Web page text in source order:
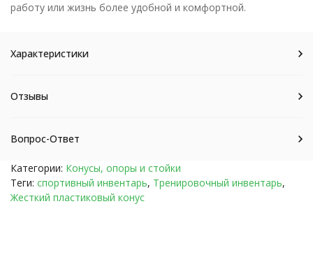
работу или жизнь более удобной и комфортной.
Характеристики
Отзывы
Вопрос-Ответ
Категории: Конусы, опоры и стойки
Теги: спортивный инвентарь, Тренировочный инвентарь,
Жесткий пластиковый конус